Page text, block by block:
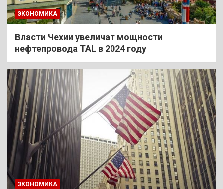
ЭКОНОМИКА
Власти Чехии увеличат мощности
нефтепровода TAL в 2024 году
ЭКОНОМИКА